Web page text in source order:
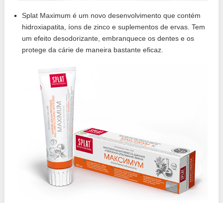
Splat Maximum é um novo desenvolvimento que contém
hidroxiapatita, íons de zinco e suplementos de ervas. Tem
um efeito desodorizante, embranquece os dentes e os
protege da cárie de maneira bastante eficaz.